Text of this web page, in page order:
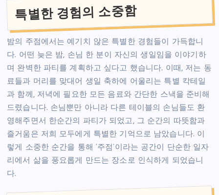
특별한 경험의 소중함
밤의 주점에서는 예기치 않은 특별한 경험들이 가득합니
다. 어떤 늦은 밤, 손님 한 분이 자신의 생일임을 이야기하
며 완벽한 파티를 계획하고 싶다고 했습니다. 이때, 저는 동
료들과 머리를 맞대어 생일 축하에 어울리는 특별 칵테일
과 함께, 저녁에 필요한 모든 음료와 간단한 스낵을 준비해
드렸습니다. 손님뿐만 아니라 다른 테이블의 손님들도 환
영해주면서 한순간의 파티가 되었고, 그 순간의 따뜻함과
즐거움은 저희 모두에게 특별한 기억으로 남았습니다. 이
렇게 소중한 순간을 통해 ‘주점’이라는 공간이 단순한 일자
리에서 삶을 풍요롭게 만드는 장소로 인식하게 되었습니
다.